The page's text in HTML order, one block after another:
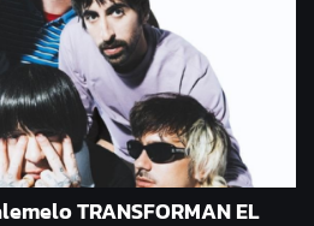
TRANSFORMAN EL